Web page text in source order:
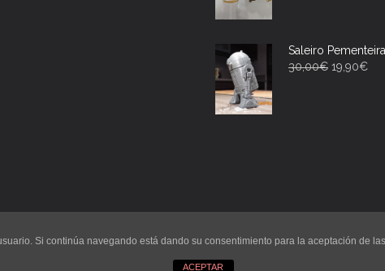
Saleiro
30,00€ 19,90€
Si continúa navegando está dando su consentimiento para la aceptación de
ACEPTAR